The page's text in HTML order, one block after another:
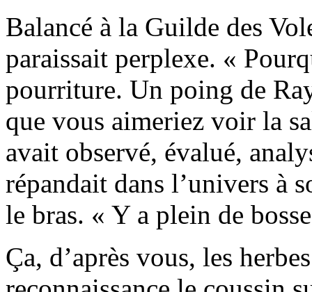
Balancé à la Guilde des
paraissait perplexe. «
pourriture. Un poing de
que vous aimeriez voir la
avait observé, évalué,
répandait dans l’univers à
le bras. « Y a plein de
Ça, d’après vous, les